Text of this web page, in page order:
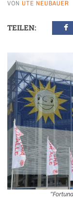
VON UTE NEUBAUER
TEILEN: